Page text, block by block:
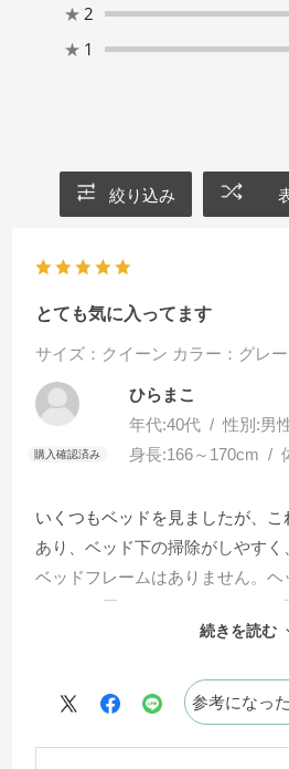
★ 2
★ 1
絞り込み
とても気に入ってます
サイズ：クイーン カラー：グレー
ひらまこ
年代:40代 性別:男
身長:166～170cm
いくつもベッドを見ましたが、
あり、ベッド下の掃除がしやす
ベッドフレームはありません。
るため、厚いコイルマットレスを
ヘッドボードにはスマホスタンド
続きを読む
参考になった